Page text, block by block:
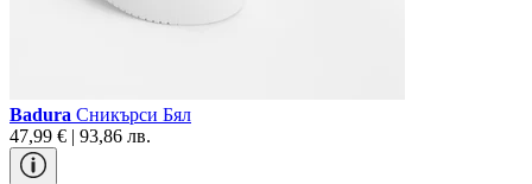
Badura Сникърси Бял
47,99 € | 93,86 лв.